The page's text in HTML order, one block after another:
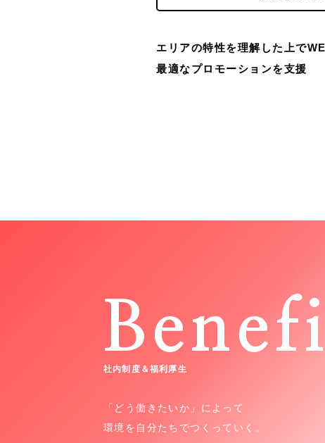
エリアの特性を理解した上で
最適なプロモーションを支援
社内制度＆福利厚生
「どう働きたいか」によって
環境を自分たちでつくっていく。